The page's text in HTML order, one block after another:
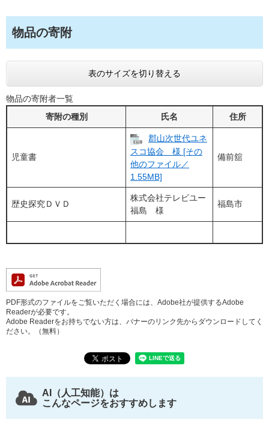
物品の寄附
表のサイズを切り替える
物品の寄附者一覧
寄附の種別
氏名 住所
児童書
郡山次世代ユネ
スコ協会 様 [その
他のファイル／
1.55MB]
備前舘
歴史探究ＤＶＤ
株式会社テレビユー
福島 様
福島市
PDF形式のファイルをご覧いただく場合には、Adobe社が提供するAdobe
Readerが必要です。
Adobe Readerをお持ちでない方は、バナーのリンク先からダウンロードしてく
ださい。（無料）
AI（人工知能）は
こんなページをおすすめします